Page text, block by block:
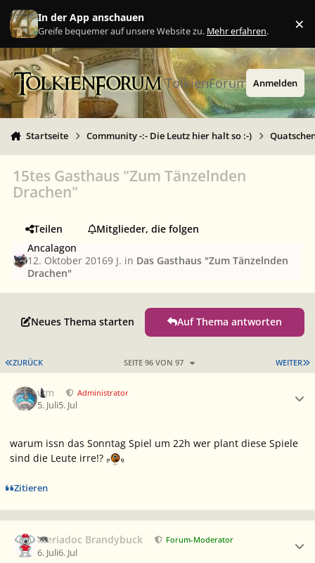
Zu Inhalt springen
In der App anschauen
Greife bequemer auf unsere Website zu. Mehr erfahren. ×
TolkienForum Anmelden
Startseite Community -:- Die Leutz hier halt so :-)
15tes Gasthaus "Zum Tänzelnden
Drachen"
Teilen
Mitglieder, die folgen
Ancalagon
12. Oktober 20169 J. in Das Gasthaus "Zum Tänzelnden
Drachen"
Neues Thema starten Auf Thema antworten
ERSTE SEITE
ZURÜCK WEITER
SEITE 96 VON 97
wm Administrator
5. Juli5. Jul
warum issn das Sonntag Spiel um 22h wer plant diese Spiele
sind die Leute irre!?
Zitieren
Meriadoc Brandybuck Forum-Moderator
6. Juli6. Jul